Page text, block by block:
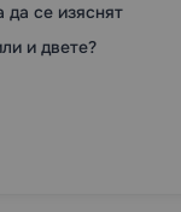
да се изяснят
и двете?